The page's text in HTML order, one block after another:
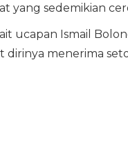
sedemikian
ucapan Ismail
menerima